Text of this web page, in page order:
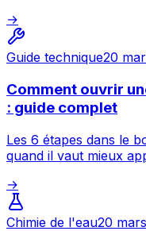
→
Guide technique20
Comment ouvrir
: guide complet
Les 6 étapes dans le
quand il vaut mieux
→
Chimie de l'eau20